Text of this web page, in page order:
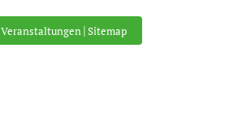
Veranstaltungen|Sitemap